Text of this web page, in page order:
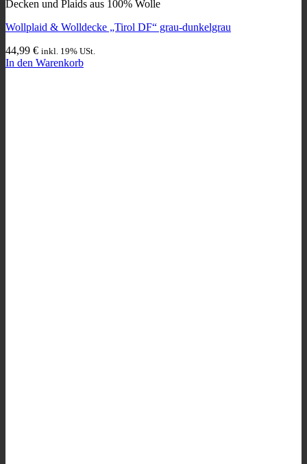
Decken und Plaids aus 100% Wolle
Wollplaid & Wolldecke „Tirol DF“ grau-dunkelgrau
44,99 € inkl. 19% USt.
In den Warenkorb